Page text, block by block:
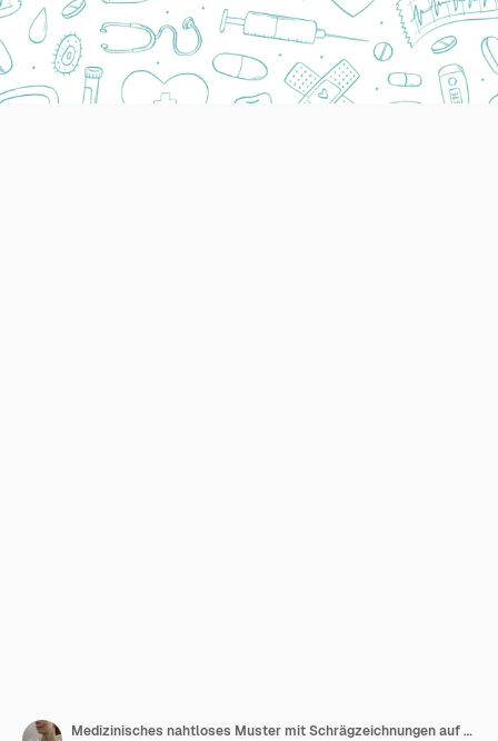
Medizinisches nahtloses Muster mit Schrägzeichnungen auf weißem Hintergrund